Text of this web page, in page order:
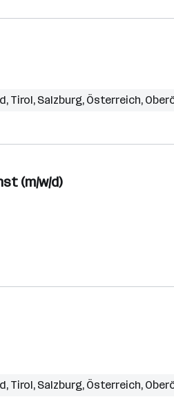
, Tirol, Salzburg, Österreich,
(m/w/d)
, Tirol, Salzburg, Österreich,